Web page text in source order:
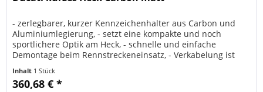
- zerlegbarer, kurzer Kennzeichenhalter aus Carbon und
Aluminiumlegierung, - setzt eine kompakte und noch
sportlichere Optik am Heck, - schnelle und einfache
Demontage beim Rennstreckeneinsatz, - Verkabelung ist
Inhalt 1 Stück
360,68 € *